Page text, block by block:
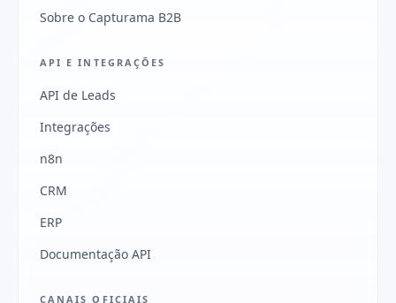
Sobre o Capturama B2B
API E INTEGRAÇÕES
API de Leads
Integrações
n8n
CRM
ERP
Documentação API
CANAIS OFICIAIS